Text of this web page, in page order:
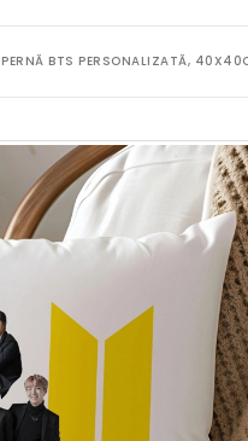
PERNĂ BTS PERSONALIZATĂ,